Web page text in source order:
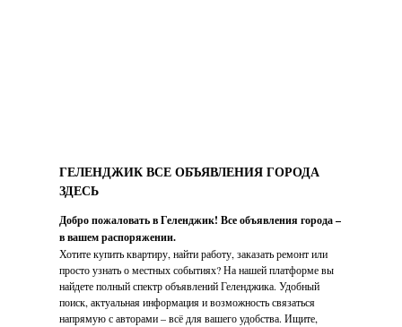
Добро пожаловать в Геленджик! Все объявления города –
в вашем распоряжении.
Хотите купить квартиру, найти работу, заказать ремонт или
просто узнать о местных событиях? На нашей платформе вы
найдете полный спектр объявлений Геленджика. Удобный
поиск, актуальная информация и возможность связаться
напрямую с авторами – всё для вашего удобства. Ищите,
ГЕЛЕНДЖИК ВСЕ ОБЪЯВЛЕНИЯ ГОРОДА
ЗДЕСЬ